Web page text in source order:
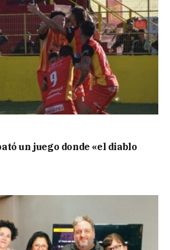
un juego donde «el diablo